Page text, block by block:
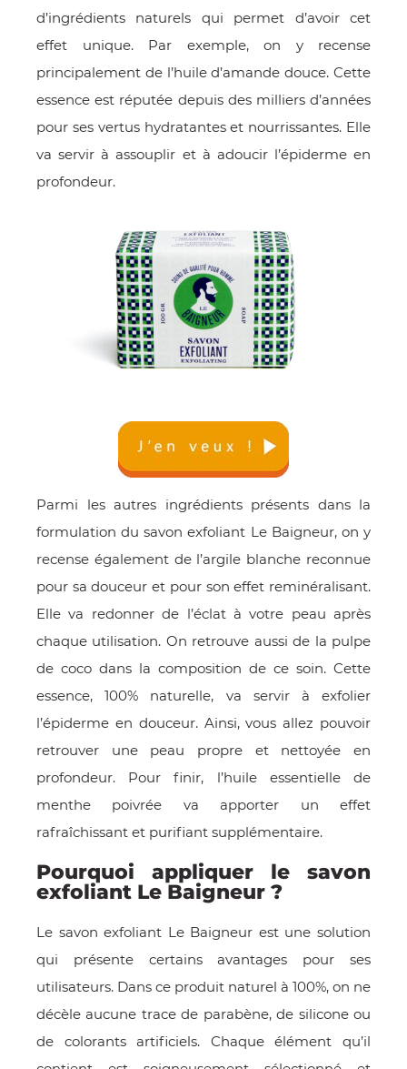
d’ingrédients naturels qui permet d’avoir cet
effet unique. Par exemple, on y recense
principalement de l’huile d’amande douce. Cette
essence est réputée depuis des milliers d’années
pour ses vertus hydratantes et nourrissantes. Elle
va servir à assouplir et à adoucir l’épiderme en
profondeur.
Parmi les autres ingrédients présents dans la
formulation du savon exfoliant Le Baigneur, on y
recense également de l’argile blanche reconnue
pour sa douceur et pour son effet reminéralisant.
Elle va redonner de l’éclat à votre peau après
chaque utilisation. On retrouve aussi de la pulpe
de coco dans la composition de ce soin. Cette
essence, 100% naturelle, va servir à exfolier
l’épiderme en douceur. Ainsi, vous allez pouvoir
retrouver une peau propre et nettoyée en
profondeur. Pour finir, l’huile essentielle de
menthe poivrée va apporter un effet
rafraîchissant et purifiant supplémentaire.
Pourquoi appliquer le savon
exfoliant Le Baigneur ?
Le savon exfoliant Le Baigneur est une solution
qui présente certains avantages pour ses
utilisateurs. Dans ce produit naturel à 100%, on ne
décèle aucune trace de parabène, de silicone ou
de colorants artificiels. Chaque élément qu’il